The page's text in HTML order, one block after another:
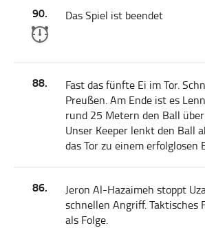
90. Das Spiel ist beendet
88.
Fast das fünfte Ei im Tor.
Preußen. Am Ende ist es
rund 25 Metern den Ball
Unser Keeper lenkt den Ball
das Tor zu einem erfolglosen
86.
Jeron Al-Hazaimeh stoppt
schnellen Angriff. Taktisches
als Folge.